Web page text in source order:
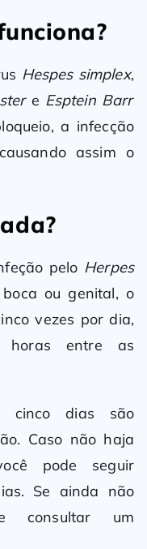
Hespes simplex,
e Esptein Barr
a infecção
assim o
pelo Herpes
ou genital, o
vezes por dia,
horas entre as
cinco dias são
Caso não haja
pode seguir
Se ainda não
consultar um